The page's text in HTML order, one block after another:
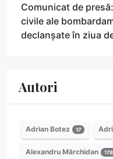
Comunicat de
civile ale
declanșate în ziua
Autori
Adrian Botez 17
Alexandru Mărchidan 178